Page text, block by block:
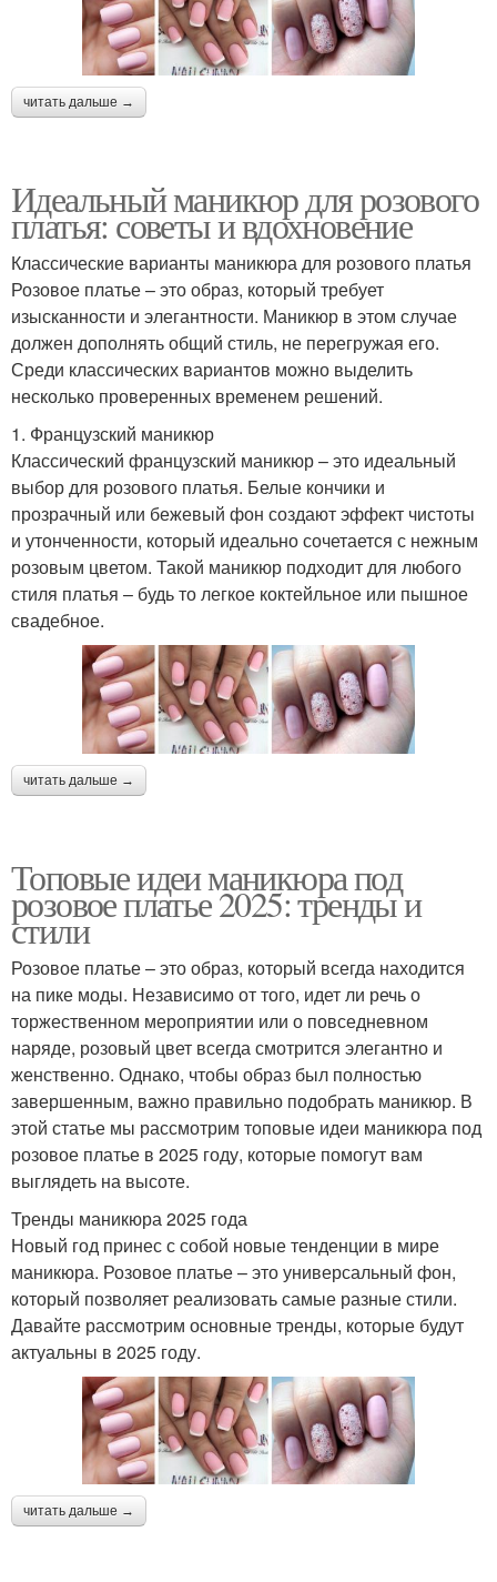
читать дальше →
Идеальный маникюр для розового
платья: советы и вдохновение
Классические варианты маникюра для розового платья
Розовое платье – это образ, который требует
изысканности и элегантности. Маникюр в этом случае
должен дополнять общий стиль, не перегружая его.
Среди классических вариантов можно выделить
несколько проверенных временем решений.
1. Французский маникюр
Классический французский маникюр – это идеальный
выбор для розового платья. Белые кончики и
прозрачный или бежевый фон создают эффект чистоты
и утонченности, который идеально сочетается с нежным
розовым цветом. Такой маникюр подходит для любого
стиля платья – будь то легкое коктейльное или пышное
свадебное.
читать дальше →
Топовые идеи маникюра под
розовое платье 2025: тренды и
стили
Розовое платье – это образ, который всегда находится
на пике моды. Независимо от того, идет ли речь о
торжественном мероприятии или о повседневном
наряде, розовый цвет всегда смотрится элегантно и
женственно. Однако, чтобы образ был полностью
завершенным, важно правильно подобрать маникюр. В
этой статье мы рассмотрим топовые идеи маникюра под
розовое платье в 2025 году, которые помогут вам
выглядеть на высоте.
Тренды маникюра 2025 года
Новый год принес с собой новые тенденции в мире
маникюра. Розовое платье – это универсальный фон,
который позволяет реализовать самые разные стили.
Давайте рассмотрим основные тренды, которые будут
актуальны в 2025 году.
читать дальше →